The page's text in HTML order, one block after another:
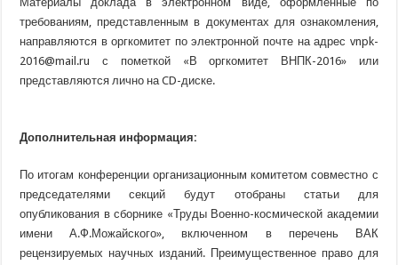
требованиям, представленным в документах для ознакомления,
направляются в оргкомитет по электронной почте на адрес vnpk-
2016@mail.ru с пометкой
«В оргкомитет ВНПК-2016» или
представляются лично на CD-диске.
Дополнительная информация:
По итогам конференции организационным комитетом совместно с
председателями секций будут отобраны статьи для
опубликования в сборнике «ТрудыВоенно-космической академии
имени А.Ф.Можайского», включенном в перечень ВАК
рецензируемых научных изданий. Преимущественное право для